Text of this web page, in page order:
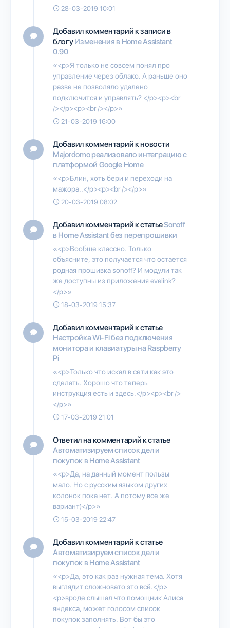
28-03-2019 10:01
Добавил комментарий к записи в
блогуИзменения в Home Assistant
0.90
«<p>Я только не совсем понял про
управление через облако. А раньше оно
разве не позволяло удалено
подключится и управлять? </p><p><br
/></p><p><br /></p>»
21-03-2019 16:00
Добавил комментарий к новости
Majordomo реализовало интеграцию с
платформой Google Home
«<p>Блин, хоть бери и переходи на
мажора..</p><p><br /></p>»
20-03-2019 08:02
Добавил комментарий к статьеSonoff
в Home Assistant без перепрошивки
«<p>Вообще классно. Только
объясните, это получается что остается
родная прошивка sonoff? И модули так
же доступны из приложения evelink?
</p>»
18-03-2019 15:37
Добавил комментарий к статье
Настройка Wi-Fi без подключения
монитора и клавиатуры на Raspberry
Pi
«<p>Только что искал в сети как это
сделать. Хорошо что теперь
инструкция есть и здесь.</p><p><br />
</p>»
17-03-2019 21:01
Ответил на комментарий к статье
Автоматизируем список дел и
покупок в Home Assistant
«<p>Да, на данный момент пользы
мало. Но с русским языком других
колонок пока нет. А потому все же
вариант)</p>»
15-03-2019 22:47
Добавил комментарий к статье
Автоматизируем список дел и
покупок в Home Assistant
«<p>Да, это как раз нужная тема. Хотя
выглядит сложновато это всё.</p>
<p>вроде слышал что помощник Алиса
яндекса, может голосом список
покупок заполнять. Вот бы это